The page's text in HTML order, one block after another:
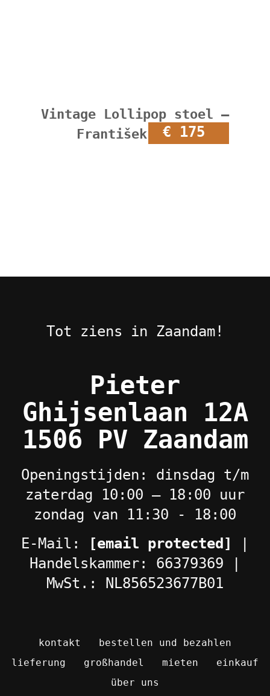
Vintage Lollipop stoel –
František Jirák
€ 175
Tot ziens in Zaandam!
Pieter
Ghijsenlaan 12A
1506 PV Zaandam
Openingstijden: dinsdag t/m
zaterdag 10:00 – 18:00 uur
zondag van 11:30 - 18:00
E-Mail:
[email protected]
Handelskammer: 66379369 |
MwSt.: NL856523677B01
kontakt
bestellen und bezahlen
lieferung
großhandel mieten
einkauf
über uns